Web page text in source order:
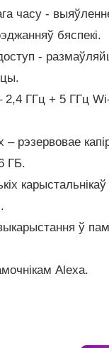
часу -
бяспекі.
-
2,4 ГГц + 5 ГГц
рэзервовае
ГБ.
ў
Alexa.